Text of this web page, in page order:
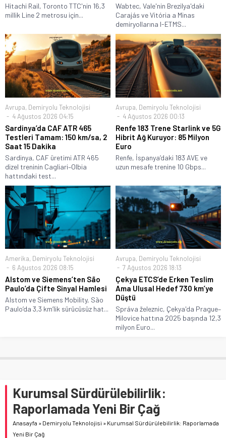
Hitachi Rail, Toronto TTC'nin 16,3
millik Line 2 metrosu için...
Wabtec, Vale'nin Brezilya'daki
Carajás ve Vitória a Minas
demiryollarına I-ETMS...
Avrupa, Demiryolu Teknolojisi
4 Ağustos 2026 04:15
Sardinya’da CAF ATR 465
Testleri Tamam: 150 km/sa, 2
Saat 15 Dakika
Sardinya, CAF üretimi ATR 465
dizel treninin Cagliari–Olbia
hattındaki test...
Avrupa, Demiryolu Teknolojisi
4 Ağustos 2026 00:13
Renfe 183 Trene Starlink ve 5G
Hibrit Ağ Kuruyor: 85 Milyon
Euro
Renfe, İspanya’daki 183 AVE ve
uzun mesafe trenine 10 Gbps...
Amerika, Demiryolu Teknolojisi
6 Ağustos 2026 08:15
Alstom ve Siemens’ten São
Paulo’da Çifte Sinyal Hamlesi
Alstom ve Siemens Mobility, São
Paulo’da 3,3 km’lik sürücüsüz hat...
Avrupa, Demiryolu Teknolojisi
7 Ağustos 2026 18:13
Çekya ETCS’de Erken Teslim
Ama Ulusal Hedef 730 km’ye
Düştü
Správa železnic, Çekya'da Prague–
Milovice hattına 2025 başında 12,3
milyon Euro...
Kurumsal Sürdürülebilirlik:
Raporlamada Yeni Bir Çağ
Anasayfa » Demiryolu Teknolojisi » Kurumsal Sürdürülebilirlik: Raporlamada
Yeni Bir Çağ